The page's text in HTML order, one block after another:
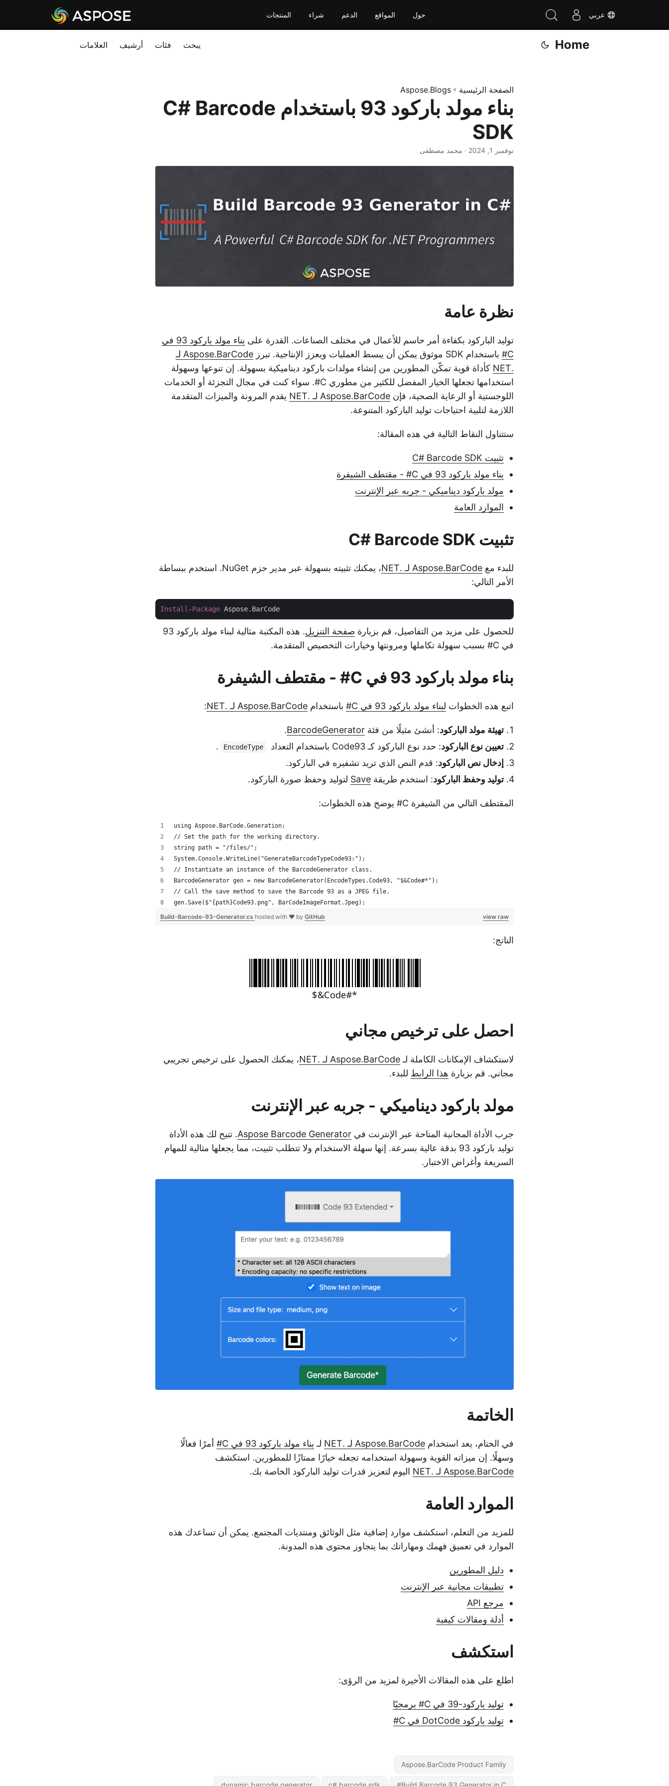
عربي المنتجات شراء الدعم المواقع حول
Home يبحث فئات أرشيف العلامات
الصفحة الرئيسية »
Aspose.Blogs
بناء مولد باركود 93 باستخدام C# Barcode
SDK
نوفمبر 1, 2024 · محمد مصطفى
نظرة عامة
توليد الباركود بكفاءة أمر حاسم للأعمال في مختلف الصناعات. القدرة على
بناء مولد باركود 93 في
C#
باستخدام SDK موثوق يمكن أن يبسط العمليات ويعزز الإنتاجية. تبرز
Aspose.BarCode لـ
.NET
كأداة قوية تمكّن المطورين من إنشاء مولدات باركود ديناميكية بسهولة. إن تنوعها وسهولة
استخدامها تجعلها الخيار المفضل للكثير من مطوري C#. سواء كنت في مجال التجزئة أو الخدمات
اللوجستية أو الرعاية الصحية، فإن Aspose.BarCode لـ .NET
يقدم المرونة والميزات المتقدمة
اللازمة لتلبية احتياجات توليد الباركود المتنوعة.
ستتناول النقاط التالية في هذه المقالة:
تثبيت C# Barcode SDK
بناء مولد باركود 93 في C# - مقتطف الشيفرة
مولد باركود ديناميكي - جربه عبر الإنترنت
الموارد العامة
تثبيت C# Barcode SDK
للبدء مع Aspose.BarCode لـ .NET
، يمكنك تثبيته بسهولة عبر مدير حزم NuGet. استخدم ببساطة
الأمر التالي:
Install -Package
للحصول على مزيد من التفاصيل، قم بزيارة صفحة التنزيل
. هذه المكتبة مثالية لبناء مولد باركود 93
في C# بسبب سهولة تكاملها ومرونتها وخيارات التخصيص المتقدمة.
بناء مولد باركود 93 في C# - مقتطف الشيفرة
اتبع هذه الخطوات لبناء مولد باركود 93 في C# باستخدام Aspose.BarCode لـ .NET :
تهيئة مولد الباركود: أنشئ مثيلًا من فئة BarcodeGenerator
.
تعيين نوع الباركود: حدد نوع الباركود كـ Code93 باستخدام التعداد EncodeType
.
إدخال نص الباركود: قدم النص الذي تريد تشفيره في الباركود.
توليد وحفظ الباركود: استخدم طريقة Save لتوليد وحفظ صورة الباركود.
المقتطف التالي من الشيفرة C# يوضح هذه الخطوات:
using Aspose.BarCode.Generation;
// Set the path for the working directory.
string path = "/files/";
System.Console.WriteLine("GenerateBarcodeTypeCode93:");
// Instantiate an instance of the BarcodeGenerator class.
BarcodeGenerator gen = new BarcodeGenerator(EncodeTypes.Code93, "$&Code#*");
// Call the save method to save the Barcode 93 as a JPEG file.
gen.Save($"{path}Code93.png", BarCodeImageFormat.Jpeg);
view raw
Build-Barcode-93-Generator.cs hosted with ❤ by GitHub
الناتج:
احصل على ترخيص مجاني
لاستكشاف الإمكانات الكاملة لـAspose.BarCode لـ .NET
، يمكنك الحصول على ترخيص تجريبي
مجاني. قم بزيارة هذا الرابط للبدء.
مولد باركود ديناميكي - جربه عبر الإنترنت
جرب الأداة المجانية المتاحة عبر الإنترنت في Aspose Barcode Generator. تتيح لك هذه الأداة
توليد باركود 93 بدقة عالية بسرعة. إنها سهلة الاستخدام ولا تتطلب تثبيت، مما يجعلها مثالية للمهام
السريعة وأغراض الاختبار.
الخاتمة
في الختام، يعد استخدام Aspose.BarCode لـ .NET لـ بناء مولد باركود 93 في C#
أمرًا فعالًا
وسهلًا. إن ميزاته القوية وسهولة استخدامه تجعله خيارًا ممتازًا للمطورين. استكشف
Aspose.BarCode لـ .NET
اليوم لتعزيز قدرات توليد الباركود الخاصة بك.
الموارد العامة
للمزيد من التعلم، استكشف موارد إضافية مثل الوثائق ومنتديات المجتمع. يمكن أن تساعدك هذه
الموارد في تعميق فهمك ومهاراتك بما يتجاوز محتوى هذه المدونة.
دليل المطورين
تطبيقات مجانية عبر الإنترنت
مرجع API
أدلة ومقالات كيفية
استكشف
اطلع على هذه المقالات الأخيرة لمزيد من الرؤى:
توليد باركود-39 في C# برمجيًا
توليد باركود DotCode في C#
Aspose.BarCode Product Family